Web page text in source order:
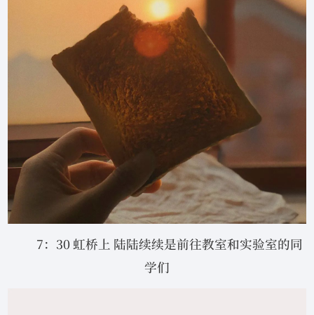
7：30 虹桥上 陆陆续续是前往教室和实验室的同
学们